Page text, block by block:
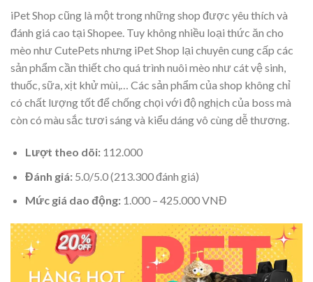
iPet Shop cũng là một trong những shop được yêu thích và
đánh giá cao tại Shopee. Tuy không nhiều loại thức ăn cho
mèo như CutePets nhưng iPet Shop lại chuyên cung cấp các
sản phẩm cần thiết cho quá trình nuôi mèo như cát vệ sinh,
thuốc, sữa, xịt khử mùi,… Các sản phẩm của shop không chỉ
có chất lượng tốt để chống chọi với độ nghịch của boss mà
còn có màu sắc tươi sáng và kiểu dáng vô cùng dễ thương.
Lượt theo dõi:112.000
Đánh giá:5.0/5.0 (213.300 đánh giá)
Mức giá dao động:1.000 – 425.000 VNĐ